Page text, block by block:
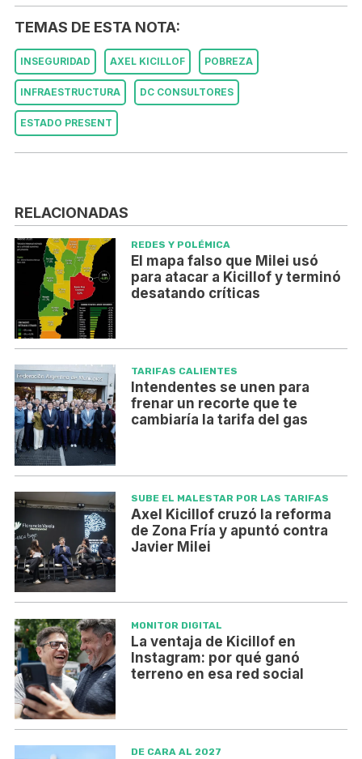
TEMAS DE ESTA NOTA:
INSEGURIDAD AXEL KICILLOF POBREZA
INFRAESTRUCTURA DC CONSULTORES
ESTADO PRESENT
RELACIONADAS
REDES Y POLÉMICA
El mapa falso que Milei usó
para atacar a Kicillof y terminó
desatando críticas
TARIFAS CALIENTES
Intendentes se unen para
frenar un recorte que te
cambiaría la tarifa del gas
SUBE EL MALESTAR POR LAS TARIFAS
Axel Kicillof cruzó la reforma
de Zona Fría y apuntó contra
Javier Milei
MONITOR DIGITAL
La ventaja de Kicillof en
Instagram: por qué ganó
terreno en esa red social
DE CARA AL 2027